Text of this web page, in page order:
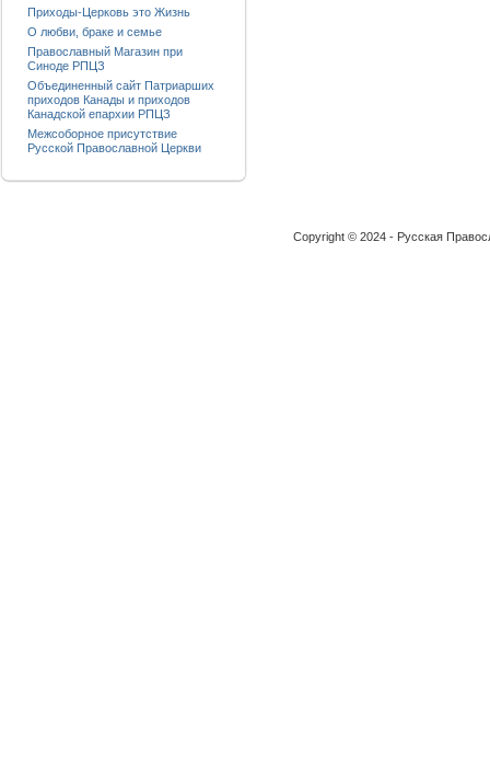
Приходы-Церковь это Жизнь
О любви, браке и семье
Православный Магазин при
Синоде РПЦЗ
Объединенный сайт Патриарших
приходов Канады и приходов
Канадской епархии РПЦЗ
Межсоборное присутствие
Русской Православной Церкви
Copyright © 2024 - Русская